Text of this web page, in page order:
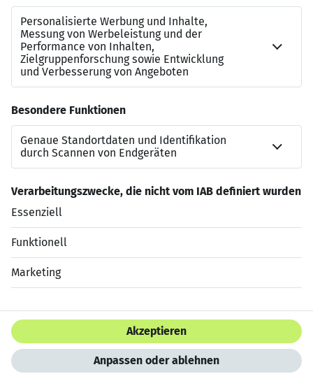
Wir stellen dir passende Kanzleien vor.
Du entscheidest, ob etwas Interessantes dabei ist.
Unverbindlich. Diskret. Ohne Anschreiben.
Wir freuen uns darauf, dich kennenzulernen.
Datenschutzerklärung